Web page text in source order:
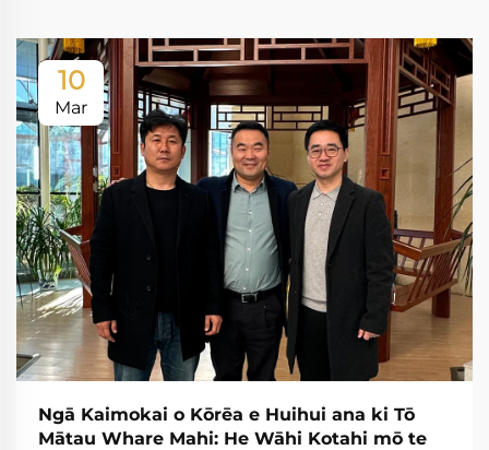
10
Mar
Ngā Kaimokai o Kōrēa e Huihui ana ki Tō
Mātau Whare Mahi: He Wāhi Kotahi mō te